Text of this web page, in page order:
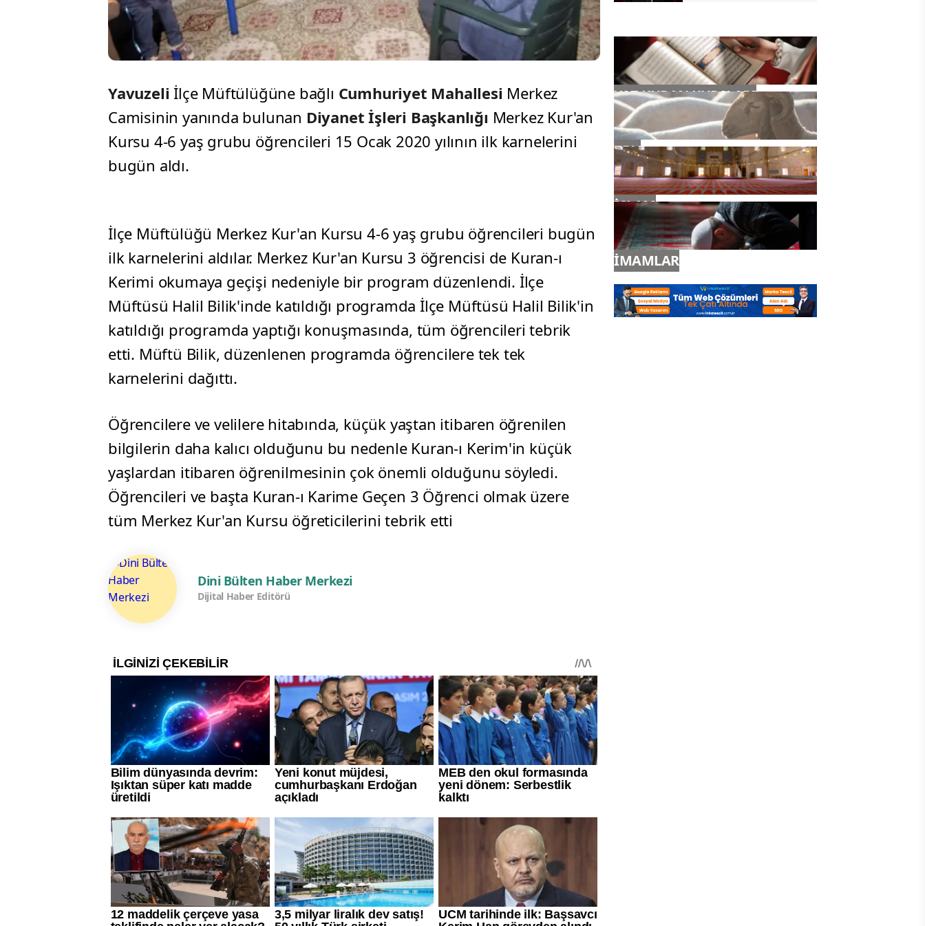
Yavuzeli İlçe Müftülüğüne bağlı Cumhuriyet Mahallesi Merkez
Camisinin yanında bulunan Diyanet İşleri Başkanlığı Merkez Kur'an
Kursu 4-6 yaş grubu öğrencileri 15 Ocak 2020 yılının ilk karnelerini
bugün aldı.
İlçe Müftülüğü Merkez Kur'an Kursu 4-6 yaş grubu öğrencileri bugün
ilk karnelerini aldılar. Merkez Kur'an Kursu 3 öğrencisi de Kuran-ı
Kerimi okumaya geçişi nedeniyle bir program düzenlendi. İlçe
Müftüsü Halil Bilik'inde katıldığı programda İlçe Müftüsü Halil Bilik'in
katıldığı programda yaptığı konuşmasında, tüm öğrencileri tebrik
etti. Müftü Bilik, düzenlenen programda öğrencilere tek tek
karnelerini dağıttı.
Öğrencilere ve velilere hitabında, küçük yaştan itibaren öğrenilen
bilgilerin daha kalıcı olduğunu bu nedenle Kuran-ı Kerim'in küçük
yaşlardan itibaren öğrenilmesinin çok önemli olduğunu söyledi.
Öğrencileri ve başta Kuran-ı Karime Geçen 3 Öğrenci olmak üzere
tüm Merkez Kur'an Kursu öğreticilerini tebrik etti
Dini Bülten Haber Merkezi
Dijital Haber Editörü
YAZ KURAN KURSLARI
TDV
İSLAM
İMAMLAR